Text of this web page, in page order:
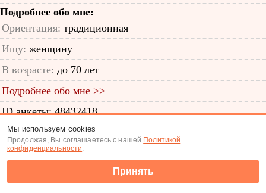
Подробнее обо мне:
Ориентация: традиционная
Ищу: женщину
В возрасте: до 70 лет
Подробнее обо мне >>
ID анкеты: 48432418
Знакомства|Поиск анкет
(c) Tabor.ru 2026
Мы используем cookies
Продолжая, Вы соглашаетесь с нашей Политикой
конфиденциальности.
Принять